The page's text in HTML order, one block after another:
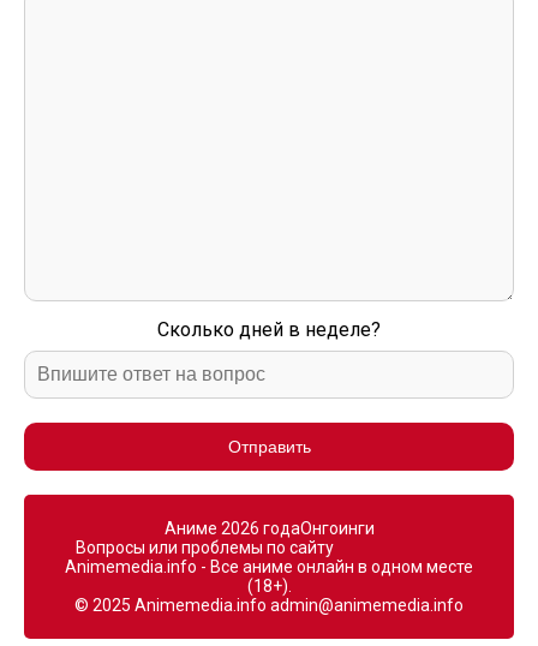
Сколько дней в неделе?
Отправить
Аниме 2026 годаОнгоинги
Вопросы или проблемы по сайту
Animemedia.info - Все аниме онлайн в одном месте
(18+).
© 2025 Animemedia.info admin@animemedia.info